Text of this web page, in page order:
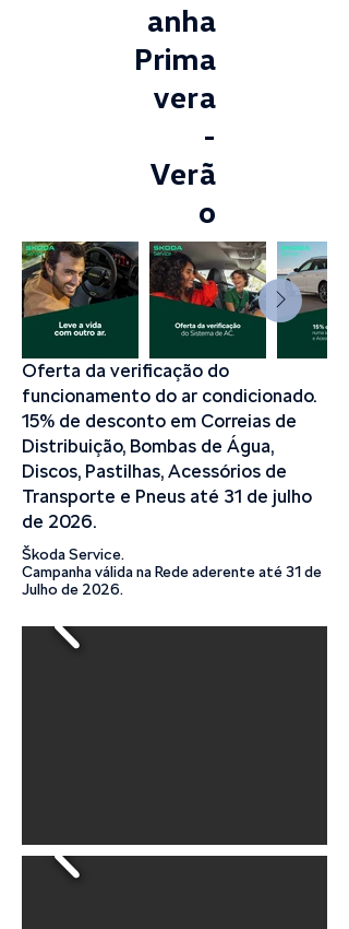
anha
Prima
vera
-
Verã
o
Oferta da verificação do
funcionamento do ar condicionado.
15% de desconto em Correias de
Distribuição, Bombas de Água,
Discos, Pastilhas, Acessórios de
Transporte e Pneus até 31 de julho
de 2026.
Škoda Service.
Campanha válida na Rede aderente até 31 de
Julho de 2026.